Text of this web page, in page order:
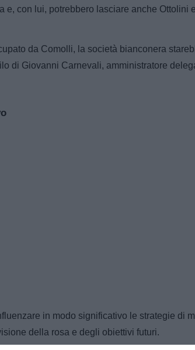
e, con lui, potrebbero lasciare anche Ottolini e
da Comolli, la società bianconera
di Giovanni Carnevali, amministratore
in modo significativo le strategie di
della rosa e degli obiettivi futuri.